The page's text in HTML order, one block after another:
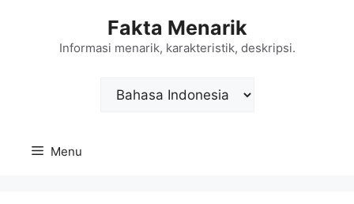
Fakta Menarik
Informasi menarik, karakteristik, deskripsi.
Choose
Menu